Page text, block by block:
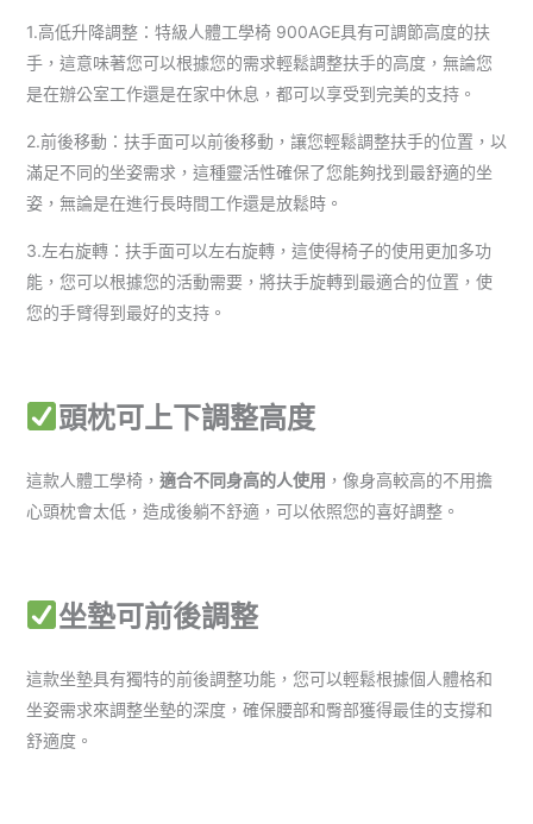
1.高低升降調整：特級人體工學椅 900AGE具有可調節高度的扶
手，這意味著您可以根據您的需求輕鬆調整扶手的高度，無論您
是在辦公室工作還是在家中休息，都可以享受到完美的支持。
2.前後移動：扶手面可以前後移動，讓您輕鬆調整扶手的位置，以
滿足不同的坐姿需求，這種靈活性確保了您能夠找到最舒適的坐
姿，無論是在進行長時間工作還是放鬆時。
3.左右旋轉：扶手面可以左右旋轉，這使得椅子的使用更加多功
能，您可以根據您的活動需要，將扶手旋轉到最適合的位置，使
您的手臂得到最好的支持。
頭枕可上下調整高度
這款人體工學椅， 適合不同身高的人使用 ，像身高較高的不用擔
心頭枕會太低，造成後躺不舒適，可以依照您的喜好調整。
坐墊可前後調整
這款坐墊具有獨特的前後調整功能，您可以輕鬆根據個人體格和
坐姿需求來調整坐墊的深度，確保腰部和臀部獲得最佳的支撐和
舒適度。